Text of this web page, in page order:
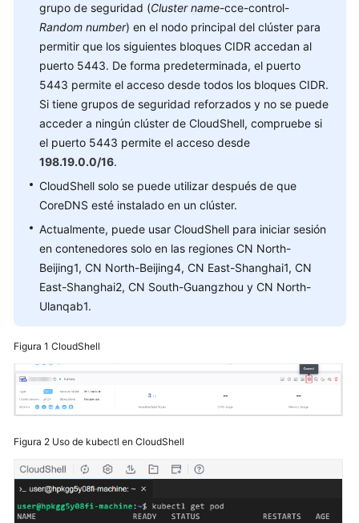
Compra
de
un
clúster
de
CCE
Conexión
clústeres
Conexión
a
un
clúster
con
kubectl
Conexión
clúster
CloudShell
Conexión
a
un
grupo de seguridad (Cluster name-cce-control-
Random number) en el nodo principal del clúster para
permitir que los siguientes bloques CIDR accedan al
puerto 5443. De forma predeterminada, el puerto
5443 permite el acceso desde todos los bloques CIDR.
Si tiene grupos de seguridad reforzados y no se puede
acceder a ningún clúster de CloudShell, compruebe si
el puerto 5443 permite el acceso desde
198.19.0.0/16.
CloudShell solo se puede utilizar después de que
CoreDNS esté instalado en un clúster.
Actualmente, puede usar CloudShell para iniciar sesión
en contenedores solo en las regiones CN North-
Beijing1, CN North-Beijing4, CN East-Shanghai1, CN
East-Shanghai2, CN South-Guangzhou y CN North-
Ulanqab1.
Figura 1 CloudShell
Figura 2 Uso de kubectl en CloudShell